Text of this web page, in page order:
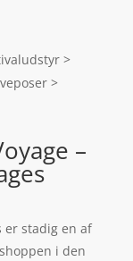
>
>
–
er stadig en af
i den